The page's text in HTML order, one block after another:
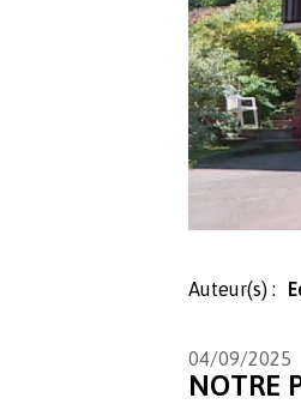
Auteur(s) :
04/09/2025
NOTRE